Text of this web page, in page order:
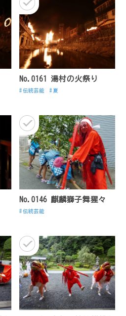
No.0161 湯村の火祭り
伝統芸能 夏
No.0146 麒麟獅子舞猩々
伝統芸能